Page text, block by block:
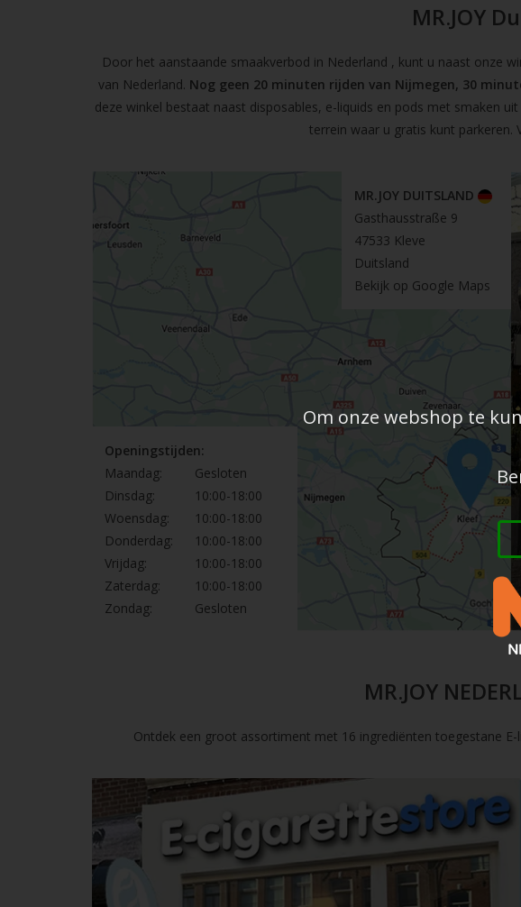
MR.JOY
Door het aanstaande smaakverbod in Nederland , kunt u naast onze
van Nederland. Nog geen 20 minuten rijden van Nijmegen, 30
deze winkel bestaat naast disposables, e-liquids en pods met smaken
terrein waar u gratis kunt
MR.JOY DUITSLAND
Gasthausstraße 9
47533 Kleve
Duitsland
Bekijk op Google Maps
Openingstijden:
Maandag:
Gesloten
Dinsdag:
10:00-18:00
Woensdag:
10:00-18:00
Donderdag:
10:00-18:00
Vrijdag:
10:00-18:00
Zaterdag:
10:00-18:00
Zondag:
Gesloten
MR.JOY
Ontdek een groot assortiment met 16 ingrediënten toegestane
Om onze webshop te